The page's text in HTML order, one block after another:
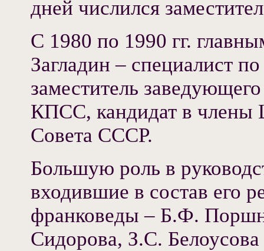
дней числился
С 1980 по 1990 гг.
Загладин – специалист
заместитель
КПСС, кандидат в члены
Совета СССР.
Большую роль в
входившие в состав его
франковеды – Б.Ф.
Сидорова, З.С. Белоусова